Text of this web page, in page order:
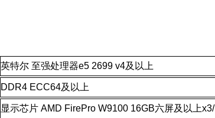
英特尔 至强处理器e5 2699 v4及以上
DDR4 ECC64及以上
显示芯片 AMD FirePro W9100 16GB六屏及以上x3/